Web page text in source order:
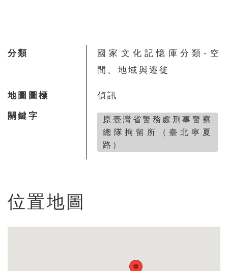
分類
國家文化記憶庫分類-空
間、地域與遷徙
地圖圖標 偵訊
關鍵字
原臺灣省警務處刑事警察
總隊拘留所（臺北寧夏
路）
位置地圖